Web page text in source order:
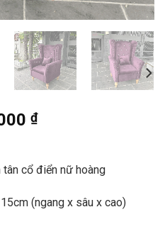
₫.
₫Giá
là:
cổ điển nữ hoàng
(ngang x sâu x cao)